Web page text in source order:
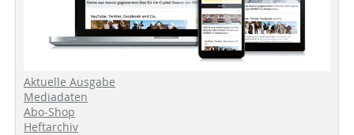
Aktuelle Ausgabe
Mediadaten
Abo-Shop
Heftarchiv